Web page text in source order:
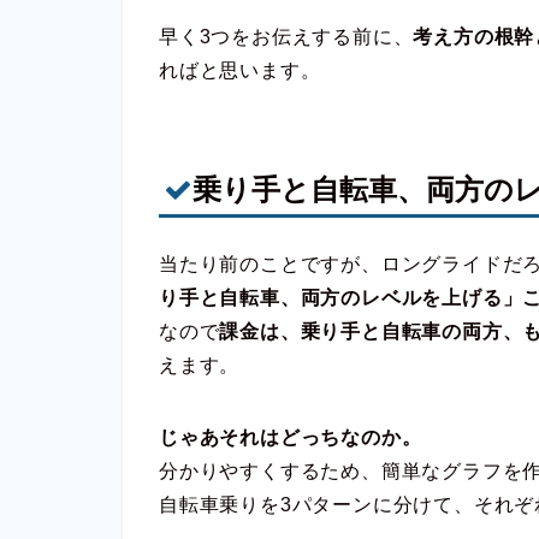
早く3つをお伝えする前に、考え方の根幹
ればと思います。
乗り手と自転車、両方の
当たり前のことですが、ロングライドだ
り手と自転車、両方のレベルを上げる」
なので課金は、乗り手と自転車の両方、
えます。
じゃあそれはどっちなのか。
分かりやすくするため、簡単なグラフを
自転車乗りを3パターンに分けて、それ